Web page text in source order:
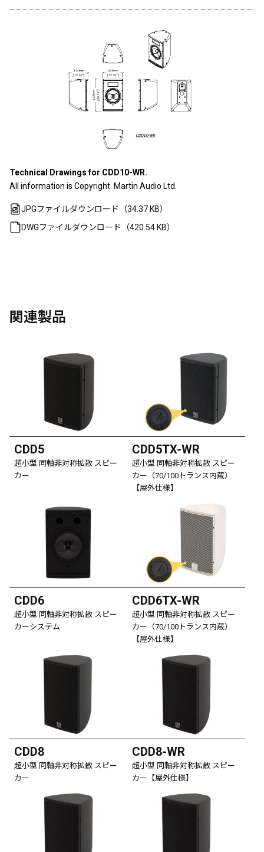
Technical Drawings for CDD10-WR.
All information is Copyright. Martin Audio Ltd.
JPGファイルダウンロード（34.37 KB）
DWGファイルダウンロード（420.54 KB）
関連製品
CDD5
超小型 同軸非対称拡散 スピー
カー
CDD5TX-WR
超小型 同軸非対称拡散 スピー
カー（70/100トランス内蔵）
【屋外仕様】
CDD6
超小型 同軸非対称拡散 スピー
カーシステム
CDD6TX-WR
超小型 同軸非対称拡散 スピー
カー（70/100トランス内蔵）
【屋外仕様】
CDD8
超小型 同軸非対称拡散 スピー
カー
CDD8-WR
超小型 同軸非対称拡散 スピー
カー【屋外仕様】